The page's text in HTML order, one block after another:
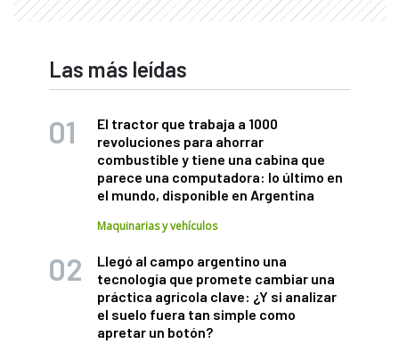
Las más leídas
El tractor que trabaja a 1000
revoluciones para ahorrar
combustible y tiene una cabina que
parece una computadora: lo último en
el mundo, disponible en Argentina
Maquinarias y vehículos
Llegó al campo argentino una
tecnología que promete cambiar una
práctica agrícola clave: ¿Y si analizar
el suelo fuera tan simple como
apretar un botón?